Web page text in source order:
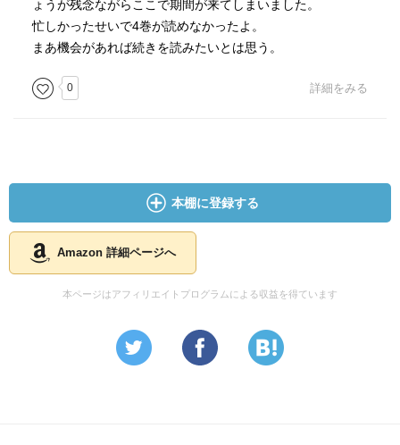
ょうが残念ながらここで期間が来てしまいました。
忙しかったせいで4巻が読めなかったよ。
まあ機会があれば続きを読みたいとは思う。
0 詳細をみる
本棚に登録する
Amazon 詳細ページへ
本ページはアフィリエイトプログラムによる収益を得ています